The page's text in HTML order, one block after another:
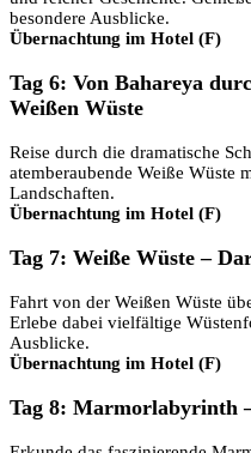
besondere Ausblicke.
Übernachtung im Hotel (F)
Tag 6: Von Bahareya
Weißen Wüste
Reise durch die dramatische
atemberaubende Weiße Wüste
Landschaften.
Übernachtung im Hotel (F)
Tag 7: Weiße Wüste –
Fahrt von der Weißen Wüste
Erlebe dabei vielfältige
Ausblicke.
Übernachtung im Hotel (F)
Tag 8: Marmorlabyrinth